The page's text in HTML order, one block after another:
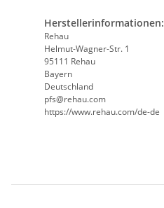
Herstellerinformationen:
Rehau
Helmut-Wagner-Str. 1
95111 Rehau
Bayern
Deutschland
pfs@rehau.com
https://www.rehau.com/de-de